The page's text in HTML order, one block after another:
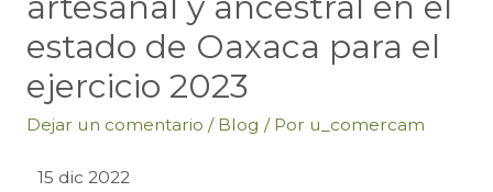
estado de Oaxaca para el
ejercicio 2023
Dejar un comentario / Blog / Por u_comercam
15 dic 2022